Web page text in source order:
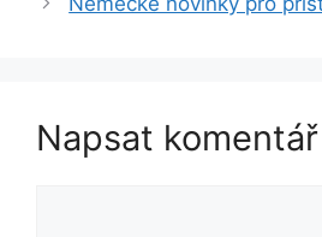
Napsat komentář